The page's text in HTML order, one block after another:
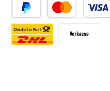
PayPal Kredit- oder